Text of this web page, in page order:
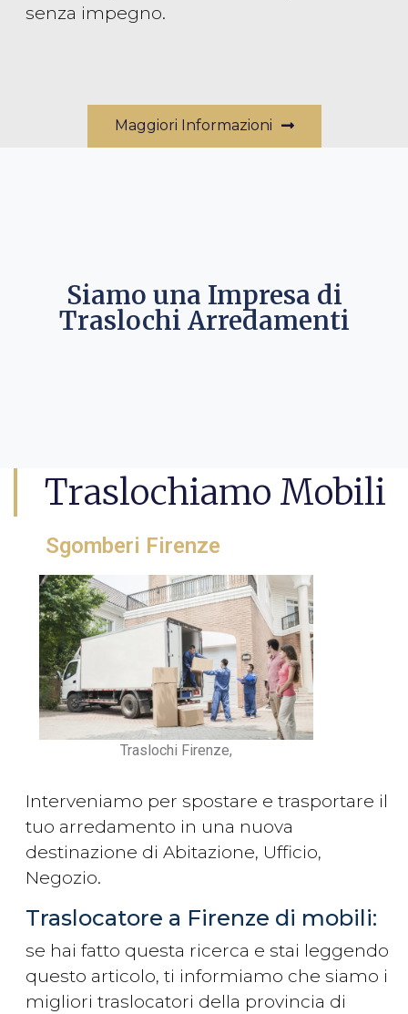
senza impegno.
Maggiori Informazioni
Siamo una Impresa di
Traslochi Arredamenti
Traslochiamo Mobili
Sgomberi Firenze
Traslochi Firenze,
Interveniamo per spostare e trasportare il
tuo arredamento in una nuova
destinazione di Abitazione, Ufficio,
Negozio.
Traslocatore a Firenze di mobili:
se hai fatto questa ricerca e stai leggendo
questo articolo, ti informiamo che siamo i
migliori traslocatori della provincia di